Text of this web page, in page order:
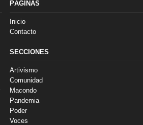
PÁGINAS
Inicio
Contacto
SECCIONES
Artivismo
Comunidad
Macondo
Pandemia
Poder
Voces